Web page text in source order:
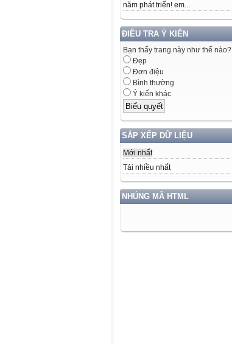
năm phát triển! em...
ĐIỀU TRA Ý KIẾN
Bạn thấy trang này như thế nào?
Đẹp
Đơn điệu
Bình thường
Ý kiến khác
SẮP XẾP DỮ LIỆU
Mới nhất
Tải nhiều nhất
NHÚNG MÃ HTML